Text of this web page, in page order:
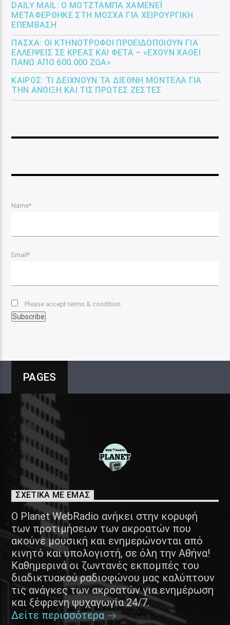
DAILY MAIL: Ο ΜΟΤΖΤΆΜΠΑ ΧΑΜΕΝΕΪ́
ΜΕΤΑΦΈΡΘΗΚΕ ΣΤΗ ΜΌΣΧΑ ΓΙΑ ΧΕΙΡΟΥΡΓΙΚΉ
ΕΠΈΜΒΑΣΗ
ΠΆΣΧΑ: ΟΙ ΚΤΗΝΟΤΡΌΦΟΙ ΠΡΟΕΙΔΟΠΟΙΟΎΝ ΓΙΑ
ΕΛΛΕΊΨΕΙΣ ΣΕ ΚΡΈΑΣ ΚΑΙ ΦΈΤΑ – «ΈΧΟΥΝ ΧΑΘΕΊ
ΠΆΝΩ ΑΠΌ 600.000 ΖΏΑ»
ΚΑΙΡΌΣ: ΤΙ ΔΕΊΧΝΟΥΝ ΤΑ ΔΙΕΘΝΉ ΜΟΝΤΈΛΑ ΓΙΑ
ΤΗΝ ΆΝΟΙΞΗ ΚΑΙ ΤΙΣ ΠΡΏΤΕΣ ΖΈΣΤΕΣ
Name*
Email*
Please accept terms & condition
PAGES
ΣΧΕΤΙΚΑ ΜΕ ΕΜΑΣ
Ο Planet WebRadio ανήκει στην κορυφή
των προτιμήσεων των ακροατών που
ακούνε μουσική και ενημερώνονται από
κινητό και υπολογιστή, σε όλη την Αθήνα!
Καθημερινά οι ζωντανές εκπομπές του
διαδικτυακού ραδιοφώνου μας καλύπτουν
τις ανάγκες των ακροατών για ενημέρωση
και ξέφρενη ψυχαγωγία 24/7.
Δείτε περισσότερα